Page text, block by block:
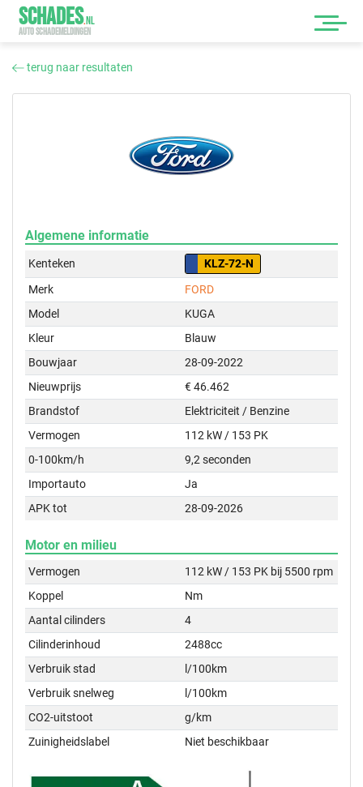
SCHADES.NL
AUTO SCHADEMELDINGEN
terug naar resultaten
Algemene informatie
Kenteken
KLZ-72-N
Merk
FORD
Model
KUGA
Kleur
Blauw
Bouwjaar
28-09-2022
Nieuwprijs
€ 46.462
Brandstof
Elektriciteit / Benzine
Vermogen
112 kW / 153 PK
0-100km/h
9,2 seconden
Importauto
Ja
APK tot
28-09-2026
Motor en milieu
Vermogen
112 kW / 153 PK bij 5500 rpm
Koppel
Nm
Aantal cilinders
4
Cilinderinhoud
2488cc
Verbruik stad
l/100km
Verbruik snelweg
l/100km
CO2-uitstoot
g/km
Zuinigheidslabel
Niet beschikbaar